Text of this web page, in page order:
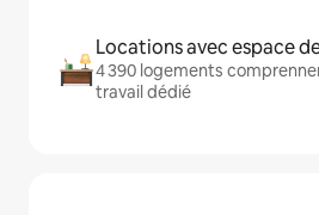
Locations avec espace
4 390 logements
travail dédié